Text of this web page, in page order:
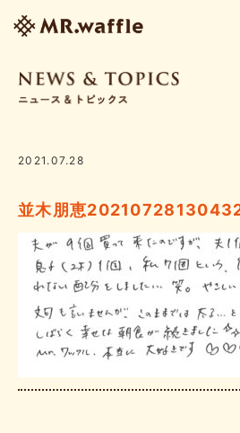
2021.07.28
並木朋恵